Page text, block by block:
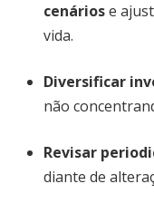
cenáriose
vida.
Diversificar
não
Revisar
diante de